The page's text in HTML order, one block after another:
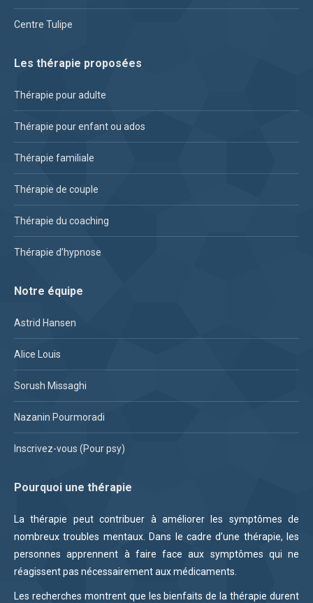
Centre Tulipe
Les thérapie proposées
Thérapie pour adulte
Thérapie pour enfant ou ados
Thérapie familiale
Thérapie de couple
Thérapie du coaching
Thérapie d’hypnose
Notre équipe
Astrid Hansen
Alice Louis
Sorush Missaghi
Nazanin Pourmoradi
Inscrivez-vous (Pour psy)
Pourquoi une thérapie
La thérapie peut contribuer à améliorer les symptômes de
nombreux troubles mentaux. Dans le cadre d’une thérapie, les
personnes apprennent à faire face aux symptômes qui ne
réagissent pas nécessairement aux médicaments.
Les recherches montrent que les bienfaits de la thérapie durent